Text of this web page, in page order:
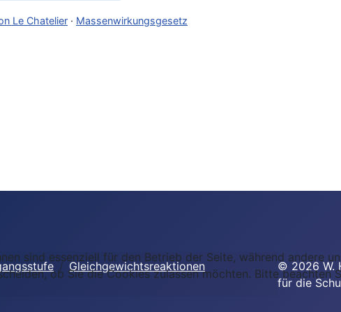
Le Chatelier · Massenwirkungsgesetz
Gleichgewichtsreaktionen
© 2026 W.
für die
sind essenziell für den Betrieb der Seite, während andere
ob Sie die Cookies zulassen möchten. Bitte